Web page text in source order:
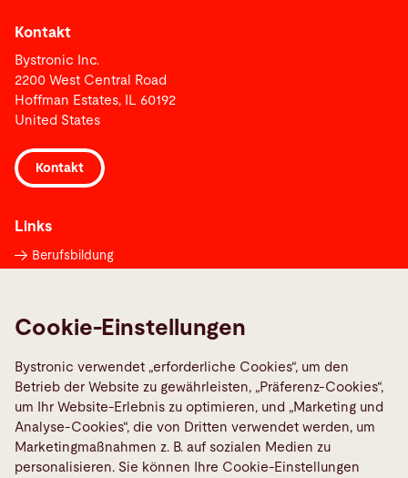
Kontakt
Bystronic Inc.
2200 West Central Road
Hoffman Estates, IL 60192
United States
Kontakt
Links
Berufsbildung
TeamViewer
Social Media
Cookie-Einstellungen
Bystronic verwendet „erforderliche Cookies“, um den
Betrieb der Website zu gewährleisten, „Präferenz-Cookies“,
um Ihr Website-Erlebnis zu optimieren, und „Marketing und
Analyse-Cookies“, die von Dritten verwendet werden, um
Marketingmaßnahmen z. B. auf sozialen Medien zu
personalisieren. Sie können Ihre Cookie-Einstellungen